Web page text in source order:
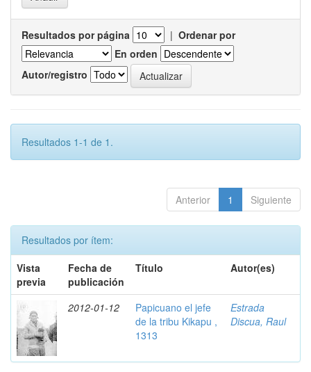
Resultados por página | Ordenar por
En orden
Autor/registro
Resultados 1-1 de 1.
Anterior 1 Siguiente
Resultados por ítem:
Vista
previa
Fecha de
publicación
Título Autor(es)
2012-01-12
Papicuano el jefe
de la tribu Kikapu ,
1313
Estrada
Discua, Raul